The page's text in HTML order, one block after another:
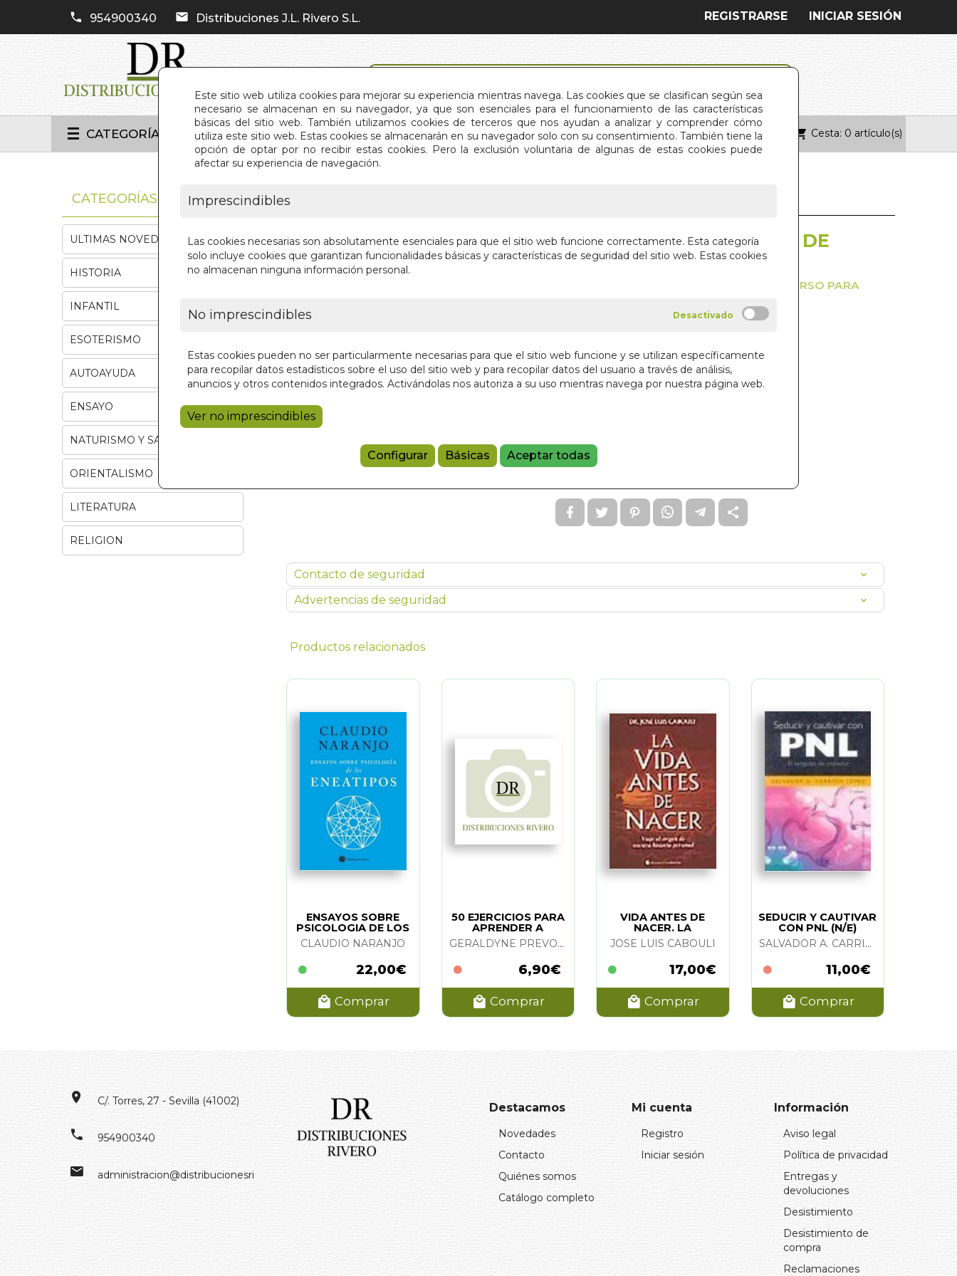
Este sitio web utiliza cookies para mejorar su experiencia mientras navega. Las cookies que se clasifican según sea
necesario se almacenan en su navegador, ya que son esenciales para el funcionamiento de las características
básicas del sitio web. También utilizamos cookies de terceros que nos ayudan a analizar y comprender cómo
utiliza este sitio web. Estas cookies se almacenarán en su navegador solo con su consentimiento. También tiene la
opción de optar por no recibir estas cookies. Pero la exclusión voluntaria de algunas de estas cookies puede
afectar su experiencia de navegación.
Imprescindibles
Las cookies necesarias son absolutamente esenciales para que el sitio web funcione correctamente. Esta categoría
solo incluye cookies que garantizan funcionalidades básicas y características de seguridad del sitio web. Estas cookies
no almacenan ninguna información personal.
No imprescindibles
Estas cookies pueden no ser particularmente necesarias para que el sitio web funcione y se utilizan específicamente
para recopilar datos estadísticos sobre el uso del sitio web y para recopilar datos del usuario a través de análisis,
anuncios y otros contenidos integrados. Activándolas nos autoriza a su uso mientras navega por nuestra página web.
Ver no imprescindibles
Configurar Básicas Aceptar todas
954900340 Distribuciones J.L. Rivero S.L. INICIAR SESIÓN
REGISTRARSE
CATEGORÍAS INICIO QUIÉNES SOMOS CONTACTO Cesta: 0 artículo(s)
Haz clic en la imagen para ampliarla
SECRETOS ANCESTRALES DE
MANIFESTACION
TRABAJA CON LAS SIETE LEYES DEL UNIVERSO PARA
En stock
18,95 €
9798888502914
Contacto de seguridad
Advertencias de seguridad
Productos relacionados
ENSAYOS SOBRE
PSICOLOGIA DE LOS
ENEATIPOS
CLAUDIO NARANJO
22,00€
Comprar
50 EJERCICIOS PARA
APRENDER A
MEDITAR
GERALDYNE PREVOT-GIGANT
6,90€
Comprar
VIDA ANTES DE
NACER. LA
JOSE LUIS CABOULI
17,00€
Comprar
SEDUCIR Y CAUTIVAR
CON PNL (N/E)
SALVADOR A. CARRION LOPEZ
11,00€
Comprar
CATEGORÍAS
ULTIMAS NOVEDADES
HISTORIA
INFANTIL
ESOTERISMO
AUTOAYUDA
ENSAYO
NATURISMO Y SALUD
ORIENTALISMO
LITERATURA
RELIGION
C/. Torres, 27 - Sevilla (41002)
954900340
administracion@distribucionesrivero.es
Destacamos
Novedades
Contacto
Quiénes somos
Catálogo completo
Mi cuenta
Registro
Iniciar sesión
Información
Aviso legal
Política de privacidad
Entregas y
devoluciones
Desistimiento
Desistimiento de
compra
Reclamaciones